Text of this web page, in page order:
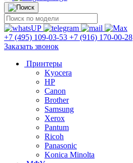
+7 (495) 109-03-53 +7 (916) 170-00-28
Заказать звонок
Принтеры
Kyocera
HP
Canon
Brother
Samsung
Xerox
Pantum
Ricoh
Panasonic
Konica Minolta